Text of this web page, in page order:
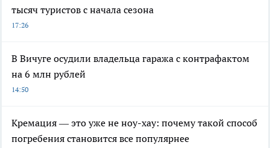
тысяч туристов с начала сезона
17:26
В Вичуге осудили владельца гаража с контрафактом
на 6 млн рублей
14:50
Кремация — это уже не ноу-хау: почему такой способ
погребения становится все популярнее